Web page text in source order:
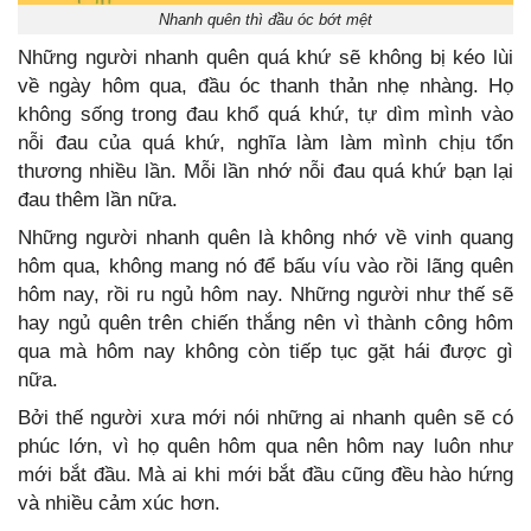
Nhanh quên thì đầu óc bớt mệt
Những người nhanh quên quá khứ sẽ không bị kéo lùi
về ngày hôm qua, đầu óc thanh thản nhẹ nhàng. Họ
không sống trong đau khổ quá khứ, tự dìm mình vào
nỗi đau của quá khứ, nghĩa làm làm mình chịu tổn
thương nhiều lần. Mỗi lần nhớ nỗi đau quá khứ bạn lại
đau thêm lần nữa.
Những người nhanh quên là không nhớ về vinh quang
hôm qua, không mang nó để bấu víu vào rồi lãng quên
hôm nay, rồi ru ngủ hôm nay. Những người như thế sẽ
hay ngủ quên trên chiến thắng nên vì thành công hôm
qua mà hôm nay không còn tiếp tục gặt hái được gì
nữa.
Bởi thế người xưa mới nói những ai nhanh quên sẽ có
phúc lớn, vì họ quên hôm qua nên hôm nay luôn như
mới bắt đầu. Mà ai khi mới bắt đầu cũng đều hào hứng
và nhiều cảm xúc hơn.